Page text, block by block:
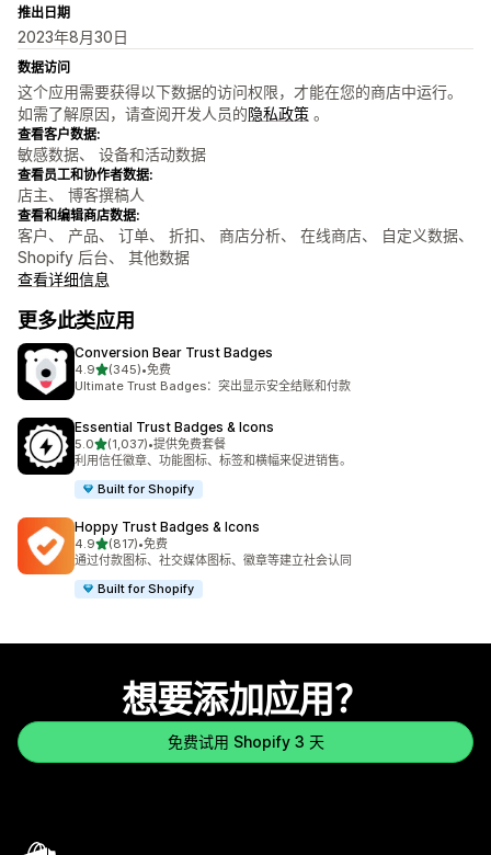
推出日期
2023年8月30日
数据访问
这个应用需要获得以下数据的访问权限，才能在您的商店中运行。
如需了解原因，请查阅开发人员的隐私政策 。
查看客户数据:
敏感数据、 设备和活动数据
查看员工和协作者数据:
店主、 博客撰稿人
查看和编辑商店数据:
客户、 产品、 订单、 折扣、 商店分析、 在线商店、 自定义数据、
Shopify 后台、 其他数据
查看详细信息
更多此类应用
Conversion Bear Trust Badges
4.9星（满分 5 星）
(345)
总共 345 条评论
•免费
Ultimate Trust Badges：突出显示安全结账和付款
Essential Trust Badges & Icons
5.0星（满分 5 星）
(1,037)
总共 1037 条评论
•提供免费套餐
利用信任徽章、功能图标、标签和横幅来促进销售。
Built for Shopify
Hoppy Trust Badges & Icons
4.9星（满分 5 星）
(817)
总共 817 条评论
•免费
通过付款图标、社交媒体图标、徽章等建立社会认同
Built for Shopify
想要添加应用？
免费试用 Shopify 3 天